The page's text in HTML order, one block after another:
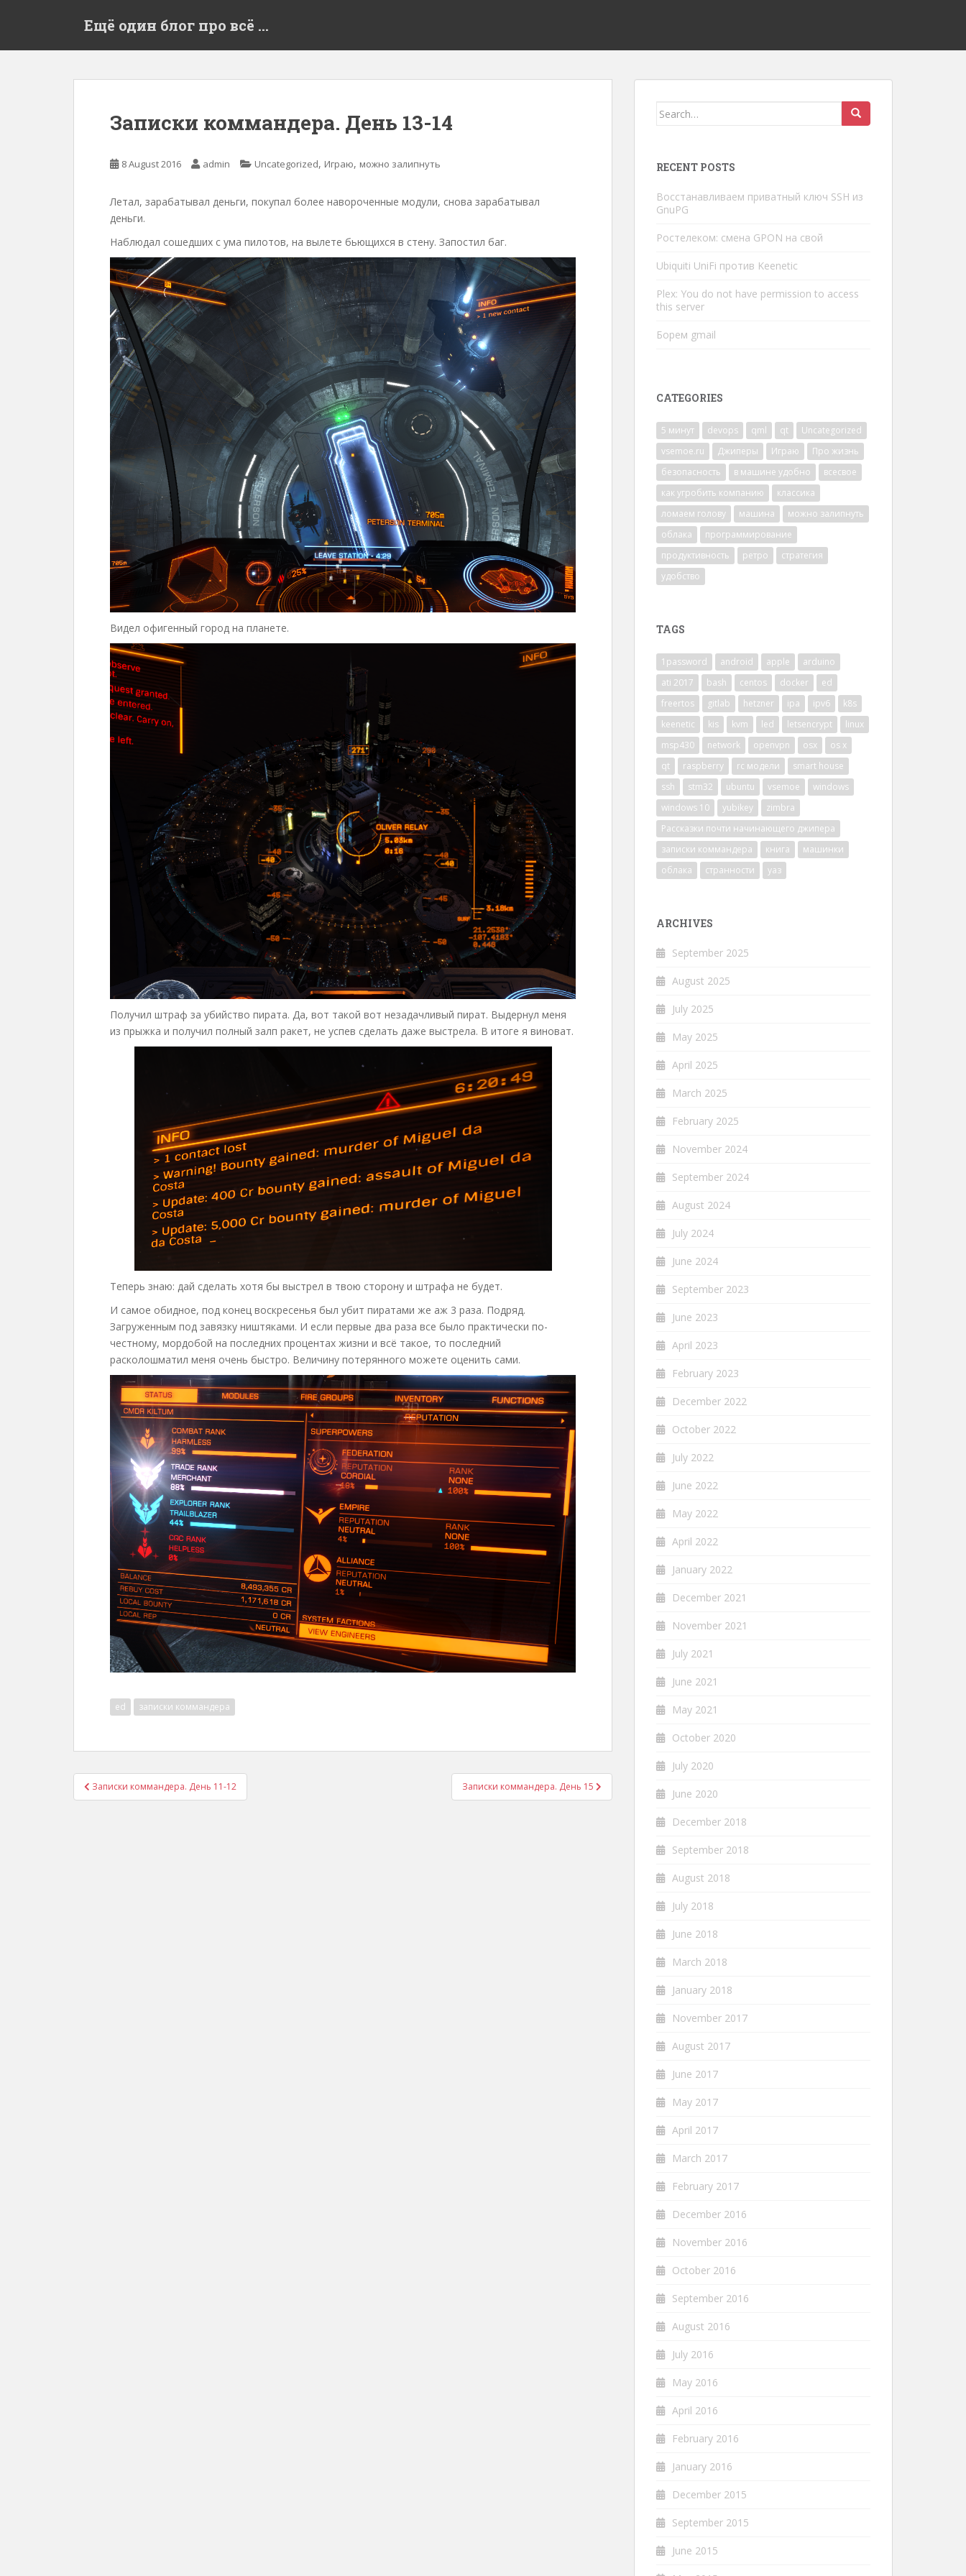
Ещё один блог про всё …
Записки коммандера. День 13-14
8 August 2016 admin Uncategorized, Играю, можно залипнуть
Летал, зарабатывал деньги, покупал более навороченные модули, снова зарабатывал
деньги.
Наблюдал сошедших с ума пилотов, на вылете бьющихся в стену. Запостил баг.
Видел офигенный город на планете.
Получил штраф за убийство пирата. Да, вот такой вот незадачливый пират. Выдернул меня
из прыжка и получил полный залп ракет, не успев сделать даже выстрела. В итоге я виноват.
Теперь знаю: дай сделать хотя бы выстрел в твою сторону и штрафа не будет.
И самое обидное, под конец воскресенья был убит пиратами же аж 3 раза. Подряд.
Загруженным под завязку ништяками. И если первые два раза все было практически по-
честному, мордобой на последних процентах жизни и всё такое, то последний
расколошматил меня очень быстро. Величину потерянного можете оценить сами.
ed записки коммандера
Post
navigation
Записки коммандера. День 11-12 Записки коммандера. День 15
Search
RECENT POSTS
Восстанавливаем приватный ключ SSH из
GnuPG
Ростелеком: смена GPON на свой
Ubiquiti UniFi против Keenetic
Plex: You do not have permission to access
this server
Борем gmail
CATEGORIES
5 минут devops qml qt
Uncategorized
vsemoe.ru
Джиперы Играю
Про жизнь
безопасность
в машине удобно
всесвое
как угробить компанию
классика
ломаем голову
машина
можно залипнуть
облака
программирование
продуктивность
ретро
стратегия
удобство
TAGS
1password android apple
arduino
ati 2017
bash centos docker
ed
freertos
gitlab hetzner ipa ipv6
k8s
keenetic
kis kvm led letsencrypt
linux
msp430
network openvpn osx
os x
qt
raspberry rc модели
smart house
ssh
stm32 ubuntu vsemoe
windows
windows 10
yubikey
zimbra
Рассказки почти начинающего джипера
записки коммандера
книга
машинки
облака
странности уаз
ARCHIVES
September 2025
August 2025
July 2025
May 2025
April 2025
March 2025
February 2025
November 2024
September 2024
August 2024
July 2024
June 2024
September 2023
June 2023
April 2023
February 2023
December 2022
October 2022
July 2022
June 2022
May 2022
April 2022
January 2022
December 2021
November 2021
July 2021
June 2021
May 2021
October 2020
July 2020
June 2020
December 2018
September 2018
August 2018
July 2018
June 2018
March 2018
January 2018
November 2017
August 2017
June 2017
May 2017
April 2017
March 2017
February 2017
December 2016
November 2016
October 2016
September 2016
August 2016
July 2016
May 2016
April 2016
February 2016
January 2016
December 2015
September 2015
June 2015